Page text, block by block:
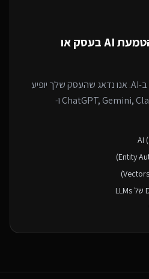
הטמעת AI בעסק או
הלקוחות שלך עברו לחפש ב-AI. אנו נדאג שהעסק שלך יופיע
כתשובה המומלצת ב-ChatGPT, Gemini, Claude ו-